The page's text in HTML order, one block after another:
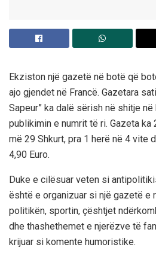
Ekziston një gazetë në botë që
ajo gjendet në Francë. Gazetara
Sapeur” ka dalë sërish në shitje
publikimin e numrit të ri. Gazeta
më 29 Shkurt, pra 1 herë në 4 vite
4,90 Euro.
Duke e cilësuar veten si
është e organizuar si një gazetë e
politikën, sportin, çështjet
dhe thashethemet e njerëzve të
krijuar si komente humoristike.